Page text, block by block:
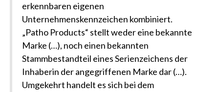
erkennbaren eigenen
Unternehmenskennzeichen kombiniert.
„Patho Products“ stellt weder eine bekannte
Marke (…), noch einen bekannten
Stammbestandteil eines Serienzeichens der
Inhaberin der angegriffenen Marke dar (…).
Umgekehrt handelt es sich bei dem